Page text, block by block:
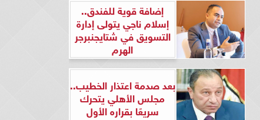
إضافة قوية للفندق..
إسلام ناجي يتولى إدارة
التسويق في شتايجنبرجر
الهرم
بعد صدمة اعتذار الخطيب..
مجلس الأهلي يتحرك
سريعًا بقراره الأول